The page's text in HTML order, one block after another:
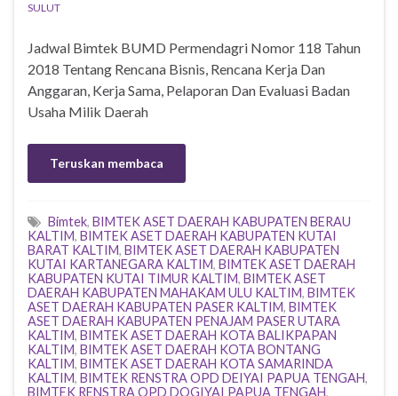
SULUT
Jadwal Bimtek BUMD Permendagri Nomor 118 Tahun
2018 Tentang Rencana Bisnis, Rencana Kerja Dan
Anggaran, Kerja Sama, Pelaporan Dan Evaluasi Badan
Usaha Milik Daerah
Teruskan membaca
Bimtek, BIMTEK ASET DAERAH KABUPATEN BERAU
KALTIM, BIMTEK ASET DAERAH KABUPATEN KUTAI
BARAT KALTIM, BIMTEK ASET DAERAH KABUPATEN
KUTAI KARTANEGARA KALTIM, BIMTEK ASET DAERAH
KABUPATEN KUTAI TIMUR KALTIM, BIMTEK ASET
DAERAH KABUPATEN MAHAKAM ULU KALTIM, BIMTEK
ASET DAERAH KABUPATEN PASER KALTIM, BIMTEK
ASET DAERAH KABUPATEN PENAJAM PASER UTARA
KALTIM, BIMTEK ASET DAERAH KOTA BALIKPAPAN
KALTIM, BIMTEK ASET DAERAH KOTA BONTANG
KALTIM, BIMTEK ASET DAERAH KOTA SAMARINDA
KALTIM, BIMTEK RENSTRA OPD DEIYAI PAPUA TENGAH,
BIMTEK RENSTRA OPD DOGIYAI PAPUA TENGAH,